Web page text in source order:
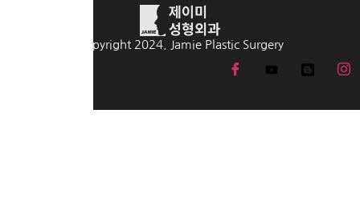
Copyright 2024. Jamie Plastic Surgery